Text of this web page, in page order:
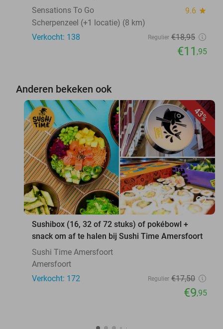
Sensations To Go
9.6 star
Scherpenzeel (+1 locatie) (8 km)
Verkocht: 138
Regulier €18,95
€11 ,95
Anderen bekeken ook
43%
favorite_border
Sushibox (16, 32 of 72 stuks) of pokébowl +
snack om af te halen bij Sushi Time Amersfoort
Sushi Time Amersfoort
Amersfoort
Verkocht: 172
Regulier €17,50
€9,95